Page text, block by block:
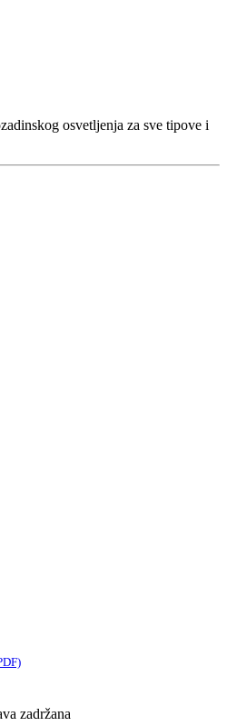
osvetljenja za sve tipove i
zadržana